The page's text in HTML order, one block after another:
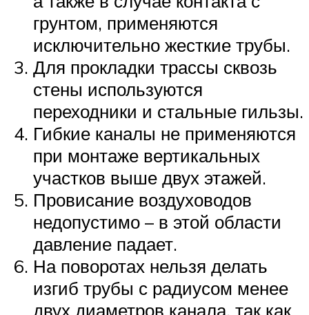
грунтом, применяются
исключительно жесткие трубы.
Для прокладки трассы сквозь
стены используются
переходники и стальные гильзы.
Гибкие каналы не применяются
при монтаже вертикальных
участков выше двух этажей.
Провисание воздуховодов
недопустимо – в этой области
давление падает.
На поворотах нельзя делать
изгиб трубы с радиусом менее
двух диаметров канала, так как